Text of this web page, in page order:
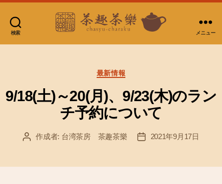
検索
房
茶
樂
メニュー
カ
テ
リ
ー
最新情報
9/18(土)～20(月)、9/23(木)のラン
チ予約について
投 作成者: 台湾茶房 茶趣茶樂
投
2021年9月17日